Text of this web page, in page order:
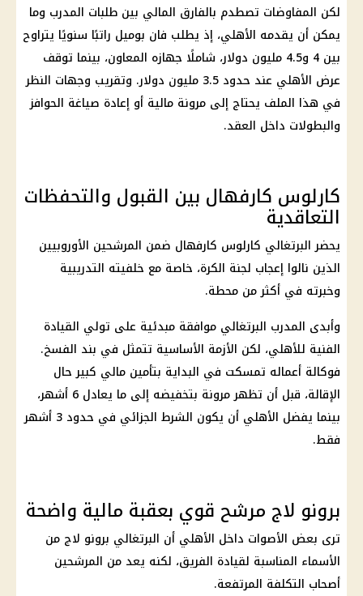
لكن المفاوضات تصطدم بالفارق المالي بين طلبات المدرب وما
يمكن أن يقدمه الأهلي، إذ يطلب فان بوميل راتبًا سنويًا يتراوح
بين 4 و4.5 مليون دولار، شاملًا جهازه المعاون، بينما توقف
عرض الأهلي عند حدود 3.5 مليون دولار. وتقريب وجهات النظر
في هذا الملف يحتاج إلى مرونة مالية أو إعادة صياغة الحوافز
والبطولات داخل العقد.
كارلوس كارفهال بين القبول والتحفظات
التعاقدية
يحضر البرتغالي كارلوس كارفهال ضمن المرشحين الأوروبيين
الذين نالوا إعجاب لجنة الكرة، خاصة مع خلفيته التدريبية
وخبرته في أكثر من محطة.
وأبدى المدرب البرتغالي موافقة مبدئية على تولي القيادة
الفنية للأهلي، لكن الأزمة الأساسية تتمثل في بند الفسخ.
فوكالة أعماله تمسكت في البداية بتأمين مالي كبير حال
الإقالة، قبل أن تظهر مرونة بتخفيضه إلى ما يعادل 6 أشهر،
بينما يفضل الأهلي أن يكون الشرط الجزائي في حدود 3 أشهر
فقط.
برونو لاج مرشح قوي بعقبة مالية واضحة
ترى بعض الأصوات داخل الأهلي أن البرتغالي برونو لاج من
الأسماء المناسبة لقيادة الفريق، لكنه يعد من المرشحين
أصحاب التكلفة المرتفعة.